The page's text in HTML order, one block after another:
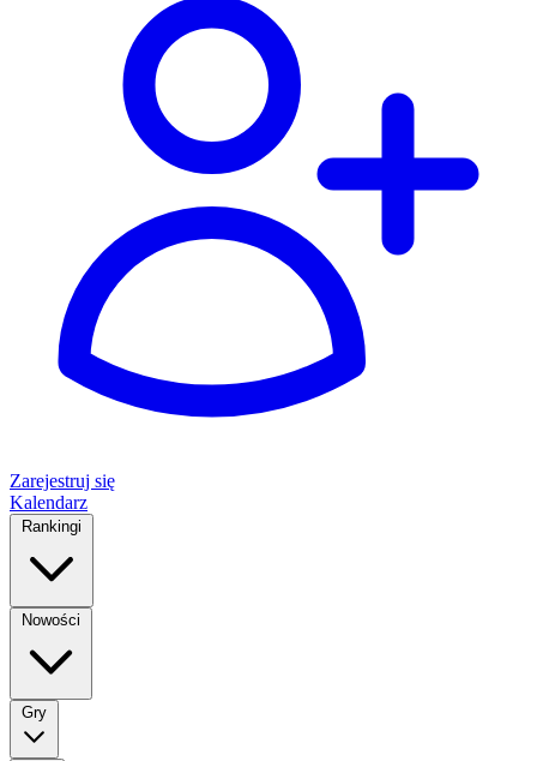
Zarejestruj się
Kalendarz
Rankingi
Nowości
Gry